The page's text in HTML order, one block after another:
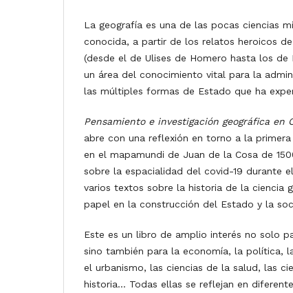
La geografía es una de las pocas ciencias
conocida, a partir de los relatos heroicos
(desde el de Ulises de Homero hasta los
un área del conocimiento vital para la
las múltiples formas de Estado que ha
Pensamiento e investigación geográfica en
abre con una reflexión en torno a la
en el mapamundi de Juan de la Cosa de
sobre la espacialidad del covid-19 durante
varios textos sobre la historia de la ciencia
papel en la construcción del Estado y la
Este es un libro de amplio interés no solo
sino también para la economía, la política,
el urbanismo, las ciencias de la salud, las
historia… Todas ellas se reflejan en